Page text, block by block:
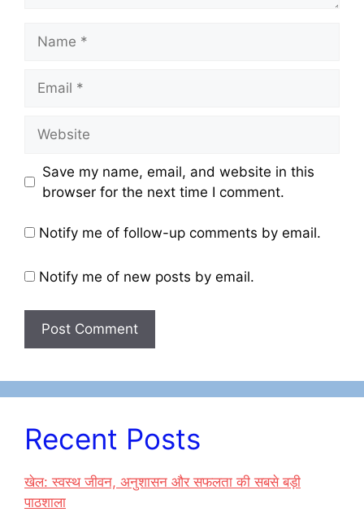
Save my name, email, and website in this
browser for the next time I comment.
Notify me of follow-up comments by email.
Notify me of new posts by email.
Recent Posts
खेल: स्वस्थ जीवन, अनुशासन और सफलता की सबसे बड़ी
पाठशाला